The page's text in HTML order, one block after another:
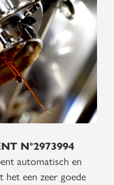
N°2973994
automatisch en
het een zeer goede